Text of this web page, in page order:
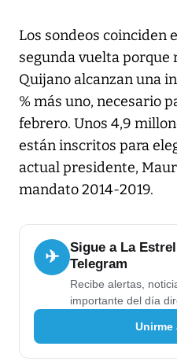
Los sondeos coinciden
segunda vuelta porque
Quijano alcanzan una
% más uno, necesario
febrero. Unos 4,9
están inscritos para
actual presidente,
mandato 2014-2019.
✈
Sigue a La
Telegram
Recibe alertas,
importante del día
Unirme